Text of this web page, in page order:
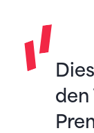
den